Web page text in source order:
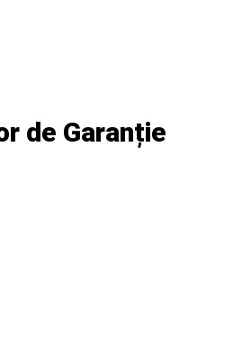
de Garanție